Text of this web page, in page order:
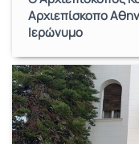
Αρχιεπίσκοπο
Ιερώνυμο